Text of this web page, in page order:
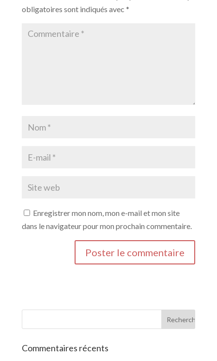
obligatoires sont indiqués avec *
Enregistrer mon nom, mon e-mail et mon site
dans le navigateur pour mon prochain commentaire.
Commentaires récents